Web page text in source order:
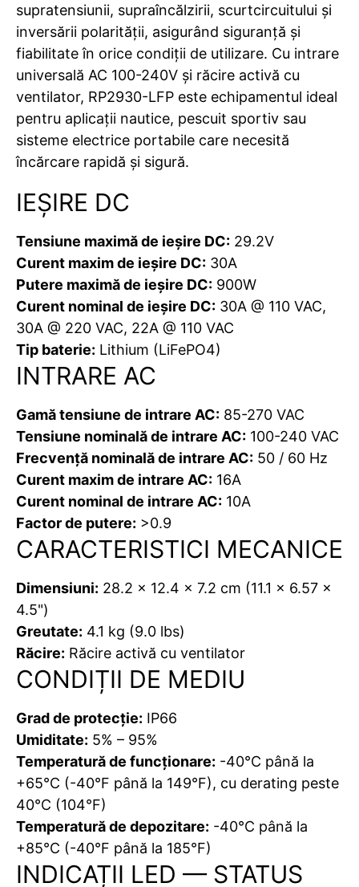
supratensiunii, supraîncălzirii, scurtcircuitului și
inversării polarității, asigurând siguranță și
fiabilitate în orice condiții de utilizare. Cu intrare
universală AC 100-240V și răcire activă cu
ventilator, RP2930-LFP este echipamentul ideal
pentru aplicații nautice, pescuit sportiv sau
sisteme electrice portabile care necesită
încărcare rapidă și sigură.
IEȘIRE DC
Tensiune maximă de ieșire DC: 29.2V
Curent maxim de ieșire DC: 30A
Putere maximă de ieșire DC: 900W
Curent nominal de ieșire DC: 30A @ 110 VAC,
30A @ 220 VAC, 22A @ 110 VAC
Tip baterie: Lithium (LiFePO4)
INTRARE AC
Gamă tensiune de intrare AC: 85-270 VAC
Tensiune nominală de intrare AC: 100-240 VAC
Frecvență nominală de intrare AC: 50 / 60 Hz
Curent maxim de intrare AC: 16A
Curent nominal de intrare AC: 10A
Factor de putere: >0.9
CARACTERISTICI MECANICE
Dimensiuni: 28.2 x 12.4 x 7.2 cm (11.1 x 6.57 x
4.5")
Greutate: 4.1 kg (9.0 lbs)
Răcire: Răcire activă cu ventilator
CONDIȚII DE MEDIU
Grad de protecție: IP66
Umiditate: 5% – 95%
Temperatură de funcționare: -40℃ până la
+65℃ (-40°F până la 149°F), cu derating peste
40℃ (104°F)
Temperatură de depozitare: -40℃ până la
+85℃ (-40°F până la 185°F)
INDICAȚII LED — STATUS